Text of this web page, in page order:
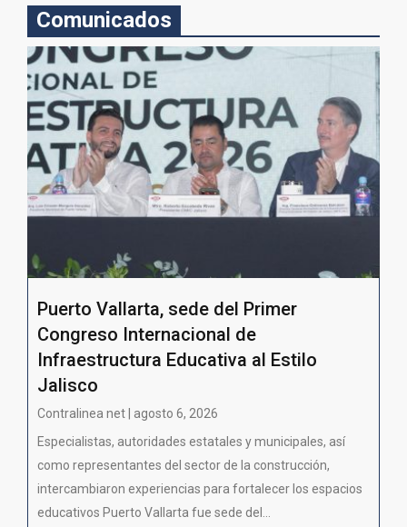
Comunicados
Puerto Vallarta, sede del Primer
Congreso Internacional de
Infraestructura Educativa al Estilo
Jalisco
Contralinea net | agosto 6, 2026
Especialistas, autoridades estatales y municipales, así
como representantes del sector de la construcción,
intercambiaron experiencias para fortalecer los espacios
educativos Puerto Vallarta fue sede del...